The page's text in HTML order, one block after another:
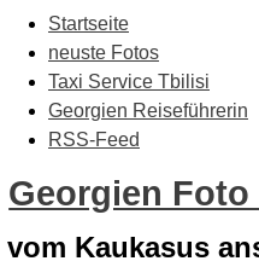
Startseite
neuste Fotos
Taxi Service Tbilisi
Georgien Reiseführerin
RSS-Feed
Georgien
vom Kaukasus